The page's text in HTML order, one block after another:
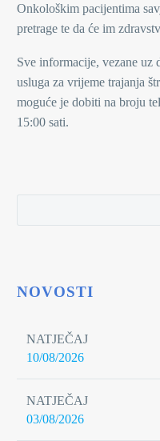
Onkološkim pacijentima
pretrage te da će im
Sve informacije, vezane uz
usluga za vrijeme trajanja
moguće je dobiti na broju
15:00 sati.
NOVOSTI
NATJEČAJ
10/08/2026
NATJEČAJ
03/08/2026